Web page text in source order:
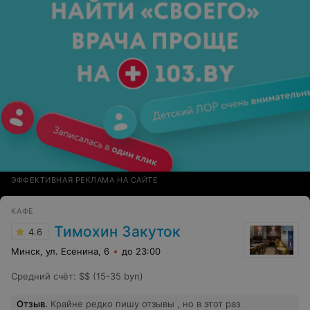
ЭФФЕКТИВНАЯ РЕКЛАМА НА САЙТЕ
КАФЕ
4.6 Тимохин Закуток
Минск, ул. Есенина, 6 до 23:00
Средний счёт: $$ (15-35 byn)
Отзыв. Крайне редко пишу отзывы , но в этот раз